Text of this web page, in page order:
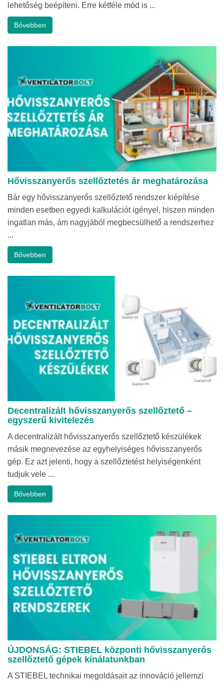
lehetőség beépíteni. Erre kétféle mód is ...
Bővebben
Hővisszanyerős szellőztetés ár meghatározása
Bár egy hővisszanyerős szellőztető rendszer kiépítése
minden esetben egyedi kalkulációt igényel, hiszen minden
ingatlan más, ám nagyjából megbecsülhető a rendszerhez
...
Bővebben
Decentralizált hővisszanyerős szellőztető –
egyszerű kivitelezés
A decentralizált hővisszanyerős szellőztető készülékek
másik megnevezése az egyhelyiséges hővisszanyerős
gép. Ez azt jelenti, hogy a szellőztetést helyiségenként
tudjuk vele ...
Bővebben
ÚJDONSÁG: STIEBEL központi hővisszanyerős
szellőztető gépek kínálatunkban
A STIEBEL technikai megoldásait az innováció jellemzi